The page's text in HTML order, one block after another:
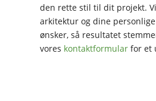
den rette stil til dit projekt.
arkitektur og dine
ønsker, så resultatet
vores kontaktformular for et